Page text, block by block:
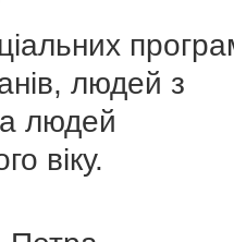
людей з
людей
віку.